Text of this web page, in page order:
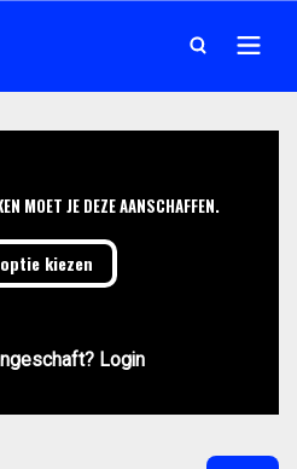
MOET JE DEZE AANSCHAFFEN.
kiezen
Login